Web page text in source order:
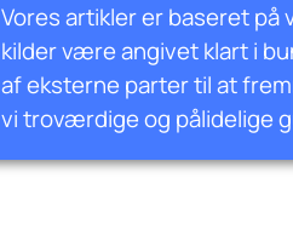
Vores artikler er baseret på
kilder være angivet klart i
af eksterne parter til at
vi troværdige og pålidelige